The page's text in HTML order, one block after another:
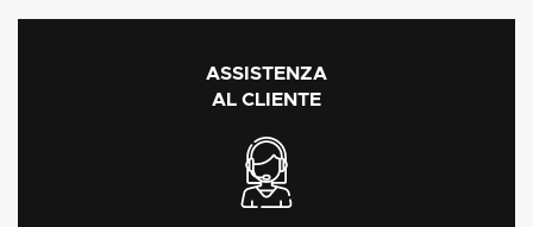
ASSISTENZA
AL CLIENTE